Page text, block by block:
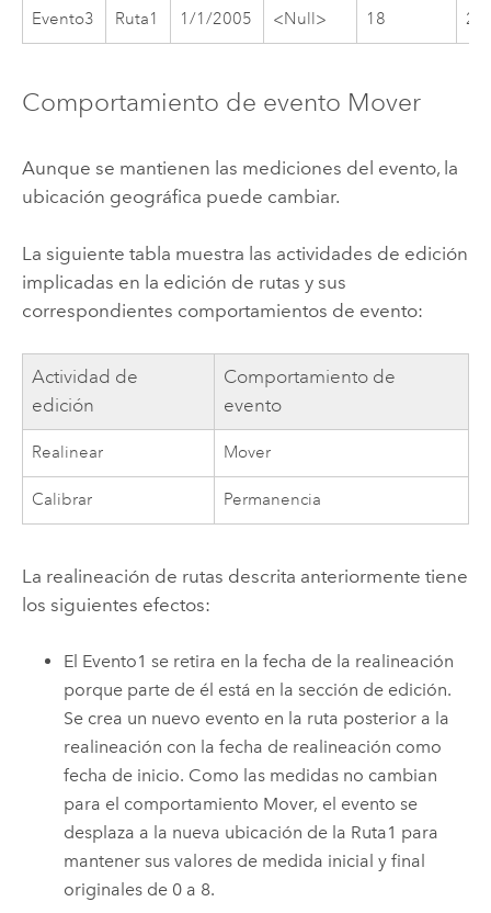
Evento3 Ruta1 1/1/2005 <Null> 18 24
Comportamiento de evento Mover
Aunque se mantienen las mediciones del evento, la
ubicación geográfica puede cambiar.
La siguiente tabla muestra las actividades de edición
implicadas en la edición de rutas y sus
correspondientes comportamientos de evento:
Actividad de
edición
Comportamiento de
evento
Realinear Mover
Calibrar Permanencia
La realineación de rutas descrita anteriormente tiene
los siguientes efectos:
El Evento1 se retira en la fecha de la realineación
porque parte de él está en la sección de edición.
Se crea un nuevo evento en la ruta posterior a la
realineación con la fecha de realineación como
fecha de inicio. Como las medidas no cambian
para el comportamiento Mover, el evento se
desplaza a la nueva ubicación de la Ruta1 para
mantener sus valores de medida inicial y final
originales de 0 a 8.